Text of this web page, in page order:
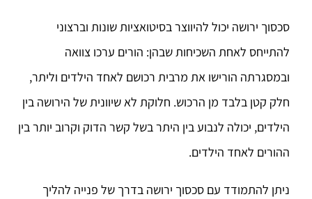
סכסוך ירושה יכול להיווצר בסיטואציות שונות וברצוני
להתייחס לאחת השכיחות שבהן: הורים ערכו צוואה
ובמסגרתה הורישו את מרבית רכושם לאחד הילדים וליתר,
חלק קטן בלבד מן הרכוש. חלוקת לא שיוונית של הירושה בין
הילדים, יכולה לנבוע בין היתר בשל קשר הדוק וקרוב יותר בין
ההורים לאחד הילדים.
ניתן להתמודד עם סכסוך ירושה בדרך של פנייה להליך